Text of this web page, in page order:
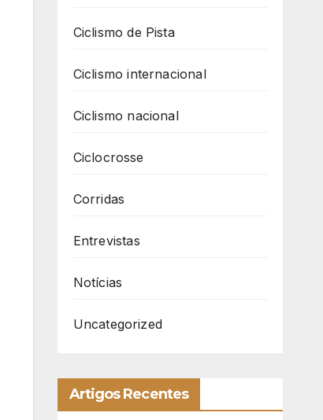
Ciclismo de Pista
Ciclismo internacional
Ciclismo nacional
Ciclocrosse
Corridas
Entrevistas
Notícias
Uncategorized
Artigos Recentes